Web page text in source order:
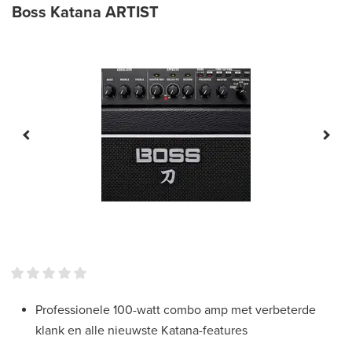
Boss Katana ARTIST
Professionele 100-watt combo amp met verbeterde
klank en alle nieuwste Katana-features